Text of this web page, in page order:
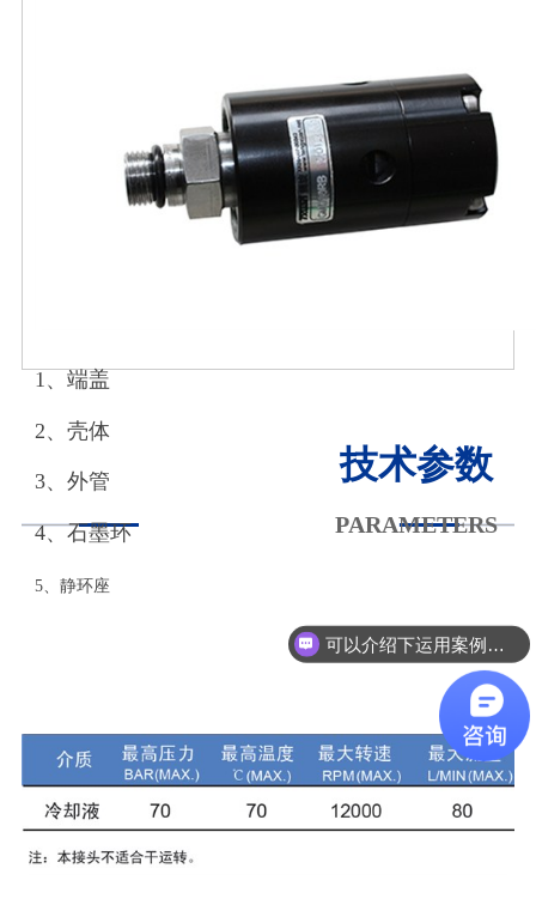
1、 端盖
2、 壳体
3、 外管
4、石墨环
5、静环座
技术参数
PARAMETERS